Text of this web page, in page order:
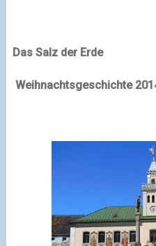
Das Salz der Erde
Weihnachtsgeschichte